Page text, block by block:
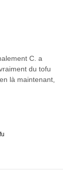
C. a
du tofu
là maintenant,